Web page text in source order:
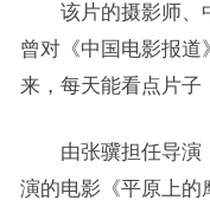
该片的摄影师、
曾对《中国电影报道
来，每天能看点片子
由张骥担任导演，
演的电影《平原上的